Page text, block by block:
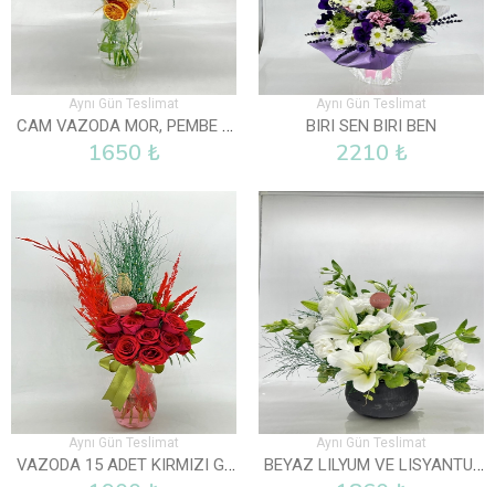
Aynı Gün Teslimat
CAM VAZODA MOR, PEMBE VE BEYAZ LISYANTUS
1650 ₺
Aynı Gün Teslimat
BIRI SEN BIRI BEN
2210 ₺
Aynı Gün Teslimat
VAZODA 15 ADET KIRMIZI GÜL
Aynı Gün Teslimat
BEYAZ LILYUM VE LISYANTUS ARAJMANI